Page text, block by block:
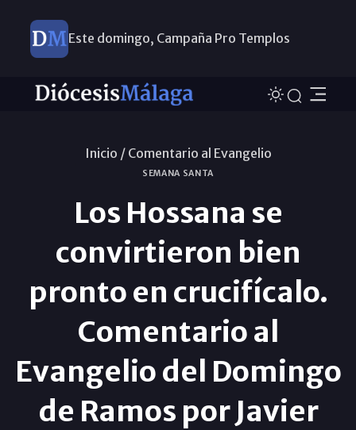
Este domingo, Campaña Pro Templos
Inicio / Comentario al Evangelio
SEMANA SANTA
Los Hossana se
convirtieron bien
pronto en crucifícalo.
Comentario al
Evangelio del Domingo
de Ramos por Javier